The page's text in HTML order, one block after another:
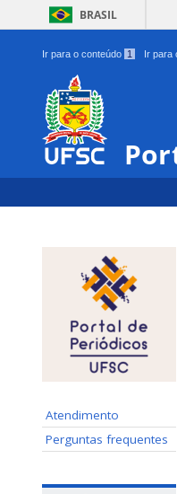
BRASIL
Ir para o conteúdo 1 Ir para
Atendimento
Perguntas frequentes